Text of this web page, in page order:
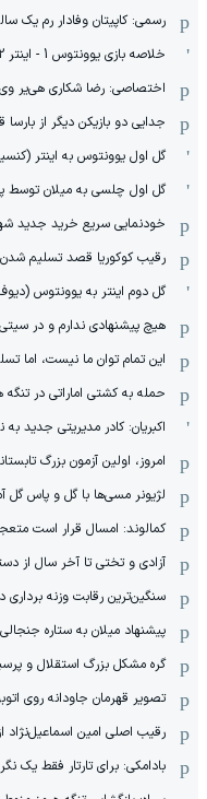
رسمی: کاپیتان وفادار رم یک
خلاصه بازی یوونتوس 1 - اینتر 2
اختصاصی: رضا شکاری هی‌یر وی‌
جدایی دو بازیکن دیگر از
گل اول یوونتوس به اینتر
گل اول چلسی به میلان توسط
خودنمایی سریع خرید جدید
رقیب کوکوریا قصد تسلیم شدن
گل دوم اینتر به یوونتوس
هیچ پیشنهادی ندارم و در
این تمام توان ما نیست، اما
حمله به کشتی اماراتی در تنگه
اکبریان: کادر مدیریتی جدید
امروز، اولین آزمون بزرگ
لژیونر مسی‌ها با گل و پاس
کمالوند: امسال قرار است
آزادی و تختی تا آخر سال از
سنگین‌ترین رقابت وزنه
پیشنهاد میلان به ستاره
گره مشکل بزرگ استقلال و
تصویر قهرمان جاودانه روی
رقیب اصلی امین اسماعیل‌نژاد
بادامکی: برای تارتار فقط یک